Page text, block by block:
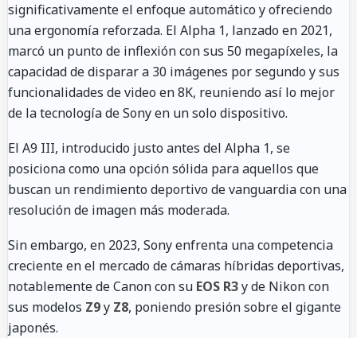
significativamente el enfoque automático y ofreciendo
una ergonomía reforzada. El Alpha 1, lanzado en 2021,
marcó un punto de inflexión con sus 50 megapíxeles, la
capacidad de disparar a 30 imágenes por segundo y sus
funcionalidades de video en 8K, reuniendo así lo mejor
de la tecnología de Sony en un solo dispositivo.
El A9 III, introducido justo antes del Alpha 1, se
posiciona como una opción sólida para aquellos que
buscan un rendimiento deportivo de vanguardia con una
resolución de imagen más moderada.
Sin embargo, en 2023, Sony enfrenta una competencia
creciente en el mercado de cámaras híbridas deportivas,
notablemente de Canon con su EOS R3y de Nikon con
sus modelos Z9y Z8, poniendo presión sobre el gigante
japonés.